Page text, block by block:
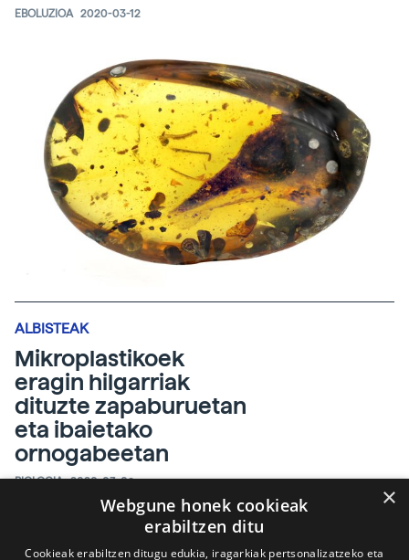
EBOLUZIOA 2020-03-12
ALBISTEAK
Mikroplastikoek
eragin hilgarriak
dituzte zapaburuetan
eta ibaietako
ornogabeetan
BIOLOGIA 2020-03-09
×
Webgune honek cookieak
erabiltzen ditu
Cookieak erabiltzen ditugu edukia, iragarkiak pertsonalizatzeko eta